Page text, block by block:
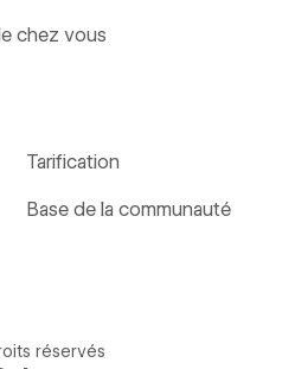
chez vous
Tarification
Base de la communauté
réservés